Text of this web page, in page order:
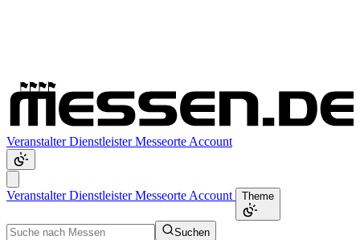
VeranstalterDienstleisterMesseorte Account
VeranstalterDienstleisterMesseorte Account Theme
Suchen